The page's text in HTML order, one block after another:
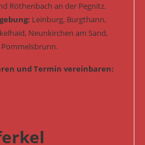
Röthenbach an der Pegnitz.
Leinburg, Burgthann,
Neunkirchen am Sand,
und Termin vereinbaren: